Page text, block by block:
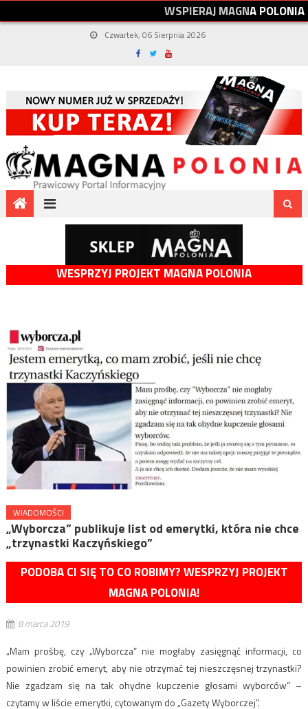
WSPIERAJMAGNAPOLONIA
Czwartek, 06 Sierpnia 2026
WESPRZYJ PROJEKT MAGNA POLONIA
WIADOMOŚCI
„Wyborcza” publikuje list od emerytki, która nie chce
„trzynastki Kaczyńskiego”
PODOBA CI SIĘ TO CO ROBIMY? WESPRZYJ PROJEKT
MAGNA POLONIA!
8 marca 2019
„Mam prośbę, czy „Wyborcza” nie mogłaby zasięgnąć informacji, co
powinien zrobić emeryt, aby nie otrzymać tej nieszczęsnej trzynastki?
Nie zgadzam się na tak ohydne kupczenie głosami wyborców” –
czytamy w liście emerytki, cytowanym do „Gazety Wyborczej”.